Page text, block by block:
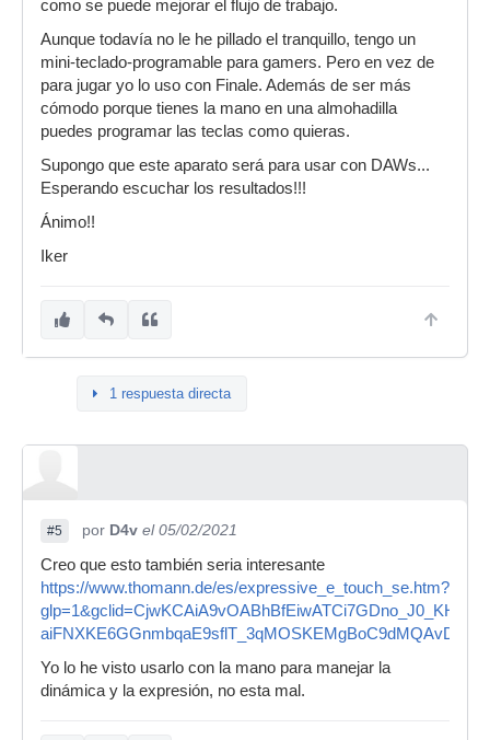
como se puede mejorar el flujo de trabajo.
Aunque todavía no le he pillado el tranquillo, tengo un
mini-teclado-programable para gamers. Pero en vez de
para jugar yo lo uso con Finale. Además de ser más
cómodo porque tienes la mano en una almohadilla
puedes programar las teclas como quieras.
Supongo que este aparato será para usar con DAWs...
Esperando escuchar los resultados!!!
Ánimo!!
Iker
1 respuesta directa
#5 por D4v el 05/02/2021
Creo que esto también seria interesante
https://www.thomann.de/es/expressive_e_touch_se.htm?
Yo lo he visto usarlo con la mano para manejar la
dinámica y la expresión, no esta mal.